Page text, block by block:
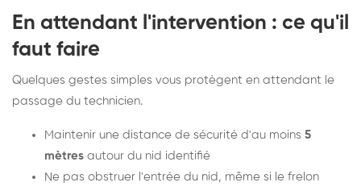
En attendant l'intervention : ce qu'il
faut faire
Quelques gestes simples vous protègent en attendant le
passage du technicien.
Maintenir une distance de sécurité d'au moins 5
mètres autour du nid identifié
Ne pas obstruer l'entrée du nid, même si le frelon